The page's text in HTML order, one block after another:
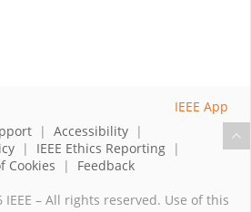
| Accessibility |
| IEEE Ethics Reporting |
Cookies | Feedback
– All rights reserved. Use of this